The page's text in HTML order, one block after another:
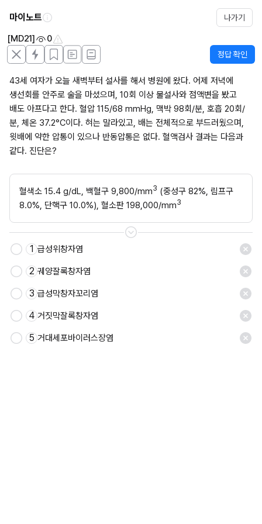
마이노트 나가기
[MD21] 0
정답 확인
43세 여자가 오늘 새벽부터 설사를 해서 병원에 왔다. 어제 저녁에
생선회를 안주로 술을 마셨으며, 10회 이상 물설사와 점액변을 봤고
배도 아프다고 한다. 혈압 115/68 mmHg, 맥박 98회/분, 호흡 20회/
분, 체온 37.2°C이다. 혀는 말라있고, 배는 전체적으로 부드러웠으며,
윗배에 약한 압통이 있으나 반동압통은 없다. 혈액검사 결과는 다음과
같다. 진단은?
혈색소 15.4 g/dL, 백혈구 9,800/mm3 (중성구 82%, 림프구
8.0%, 단핵구 10.0%), 혈소판 198,000/mm3
1 급성위창자염
2 궤양잘록창자염
3 급성막창자꼬리염
4 거짓막잘록창자염
5 거대세포바이러스장염